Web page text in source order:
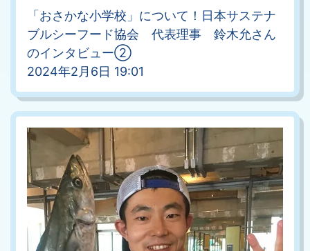
「おさかな小学校」について！日本サステナ
ブルシーフード協会 代表理事 鈴木允さん
のインタビュー②
2024年2月6日 19:01